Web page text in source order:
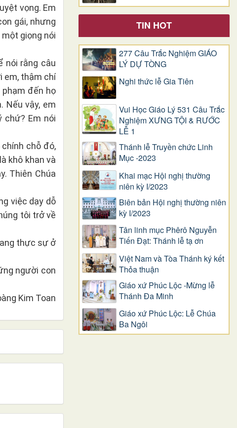
vọng. Em
gái, nhưng
giọng nói
nói rằng câu
em, thậm chí
đến họ
Nếu vậy, em
chứ? Em nói
chỗ đó,
khô khan và
Thiên Chúa
việc dạy dỗ
tôi trở về
thực sự ở
người con
Kim Toan
TIN HOT
277 Câu Trắc Nghiệm GIÁO
LÝ DỰ TÒNG
Nghi thức lễ Gia Tiên
Vui Học Giáo Lý 531 Câu Trắc
Nghiệm XƯNG TỘI & RƯỚC
LỄ 1
Thánh lễ Truyền chức Linh
Mục -2023
Khai mạc Hội nghị thường
niên kỳ I/2023
Biên bản Hội nghị thường niên
kỳ I/2023
Tân linh mục Phêrô Nguyễn
Tiến Đạt: Thánh lễ tạ ơn
Việt Nam và Tòa Thánh ký kết
Thỏa thuận
Giáo xứ Phúc Lộc -Mừng lễ
Thánh Đa Minh
Giáo xứ Phúc Lộc: Lễ Chúa
Ba Ngôi